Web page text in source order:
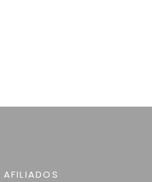
AFILIADOS